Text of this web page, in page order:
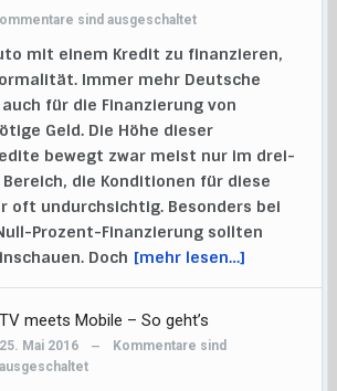
sind ausgeschaltet
mit einem Kredit zu finanzieren,
Immer mehr Deutsche
für die Finanzierung von
Geld. Die Höhe dieser
bewegt zwar meist nur im drei-
die Konditionen für diese
oft undurchsichtig. Besonders bei
Prozent-Finanzierung sollten
Doch [mehr lesen…]
TV meets Mobile – So geht’s
25. Mai 2016 —
Kommentare sind
ausgeschaltet